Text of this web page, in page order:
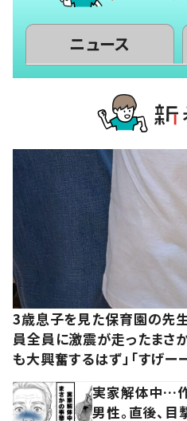
ニュース
3歳息子を見た保育園の先生
員全員に激震が走ったまさ
も大興奮するはず」「すげーー
実家解体中…
男性。直後、